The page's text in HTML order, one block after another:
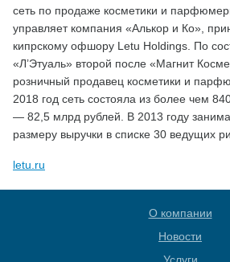
сеть по продаже косметики и
управляет компания «Алькор и Ко»,
кипрскому офшору Letu Holdings. По
«Л’Этуаль» второй после «Магнит
розничный продавец косметики и
2018 год сеть состояла из более чем
— 82,5 млрд рублей. В 2013 году
размеру выручки в списке 30 ведущих
letu.ru
О компании
Новости